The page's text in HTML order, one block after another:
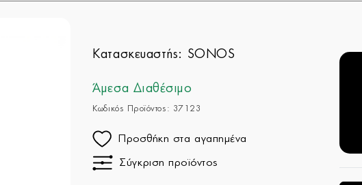
Κατασκευαστής: SONOS
Άμεσα Διαθέσιμο
Κωδικός Προϊόντος: 37123
Προσθήκη στα αγαπημένα
Σύγκριση προϊόντος